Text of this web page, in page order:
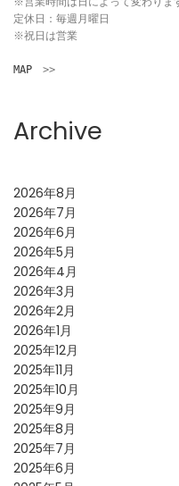
定休日：毎週月曜日
※祝日は営業
MAP >>
Archive
2026年8月
2026年7月
2026年6月
2026年5月
2026年4月
2026年3月
2026年2月
2026年1月
2025年12月
2025年11月
2025年10月
2025年9月
2025年8月
2025年7月
2025年6月